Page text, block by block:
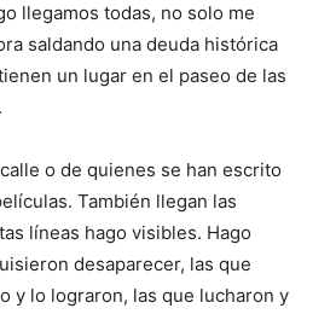
llegamos todas, no solo me
saldando una deuda histórica
un lugar en el paseo de las
o de quienes se han escrito
También llegan las
líneas hago visibles. Hago
desaparecer, las que
y lo lograron, las que lucharon y